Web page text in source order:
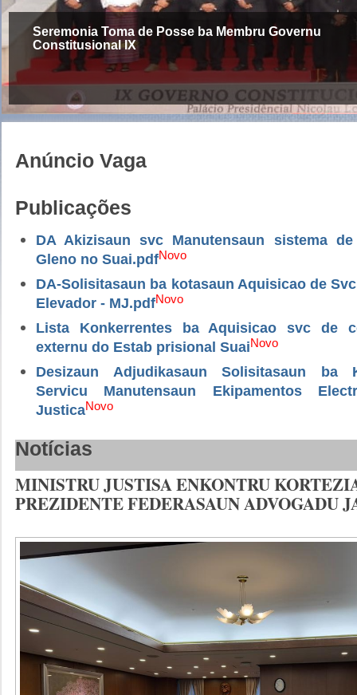
Seremonia Toma de Posse ba Membru Governu
Constitusional IX
Anúncio Vaga
Publicações
DA Akizisaun svc Manutensaun sistema
Gleno no Suai.pdfNovo
DA-Solisitasaun ba kotasaun Aquisicao de
Elevador - MJ.pdfNovo
Lista Konkerrentes ba Aquisicao svc de
externu do Estab prisional SuaiNovo
Desizaun Adjudikasaun Solisitasaun ba
Servicu Manutensaun Ekipamentos
JusticaNovo
Notícias
MINISTRU JUSTISA ENKONTRU
PREZIDENTE FEDERASAUN ADVOGADU